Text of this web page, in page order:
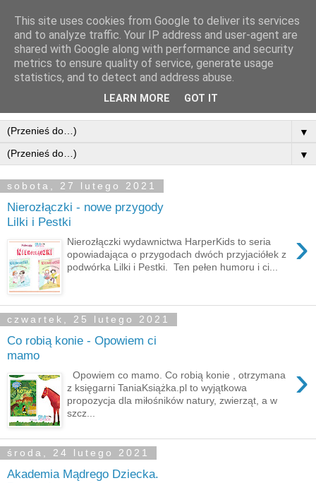
▼
▼
sobota, 27 lutego 2021
Nierozłączki - nowe przygody
Lilki i Pestki
›
Nierozłączki wydawnictwa HarperKids to seria
opowiadająca o przygodach dwóch przyjaciółek z
podwórka Lilki i Pestki. Ten pełen humoru i ci...
czwartek, 25 lutego 2021
Co robią konie - Opowiem ci
mamo
›
Opowiem co mamo. Co robią konie , otrzymana
z księgarni TaniaKsiążka.pl to wyjątkowa
propozycja dla miłośników natury, zwierząt, a w
szcz...
środa, 24 lutego 2021
Akademia Mądrego Dziecka.
This site uses cookies from Google to deliver its services
and to analyze traffic. Your IP address and user-agent are
shared with Google along with performance and security
metrics to ensure quality of service, generate usage
statistics, and to detect and address abuse.
LEARN MORE GOT IT